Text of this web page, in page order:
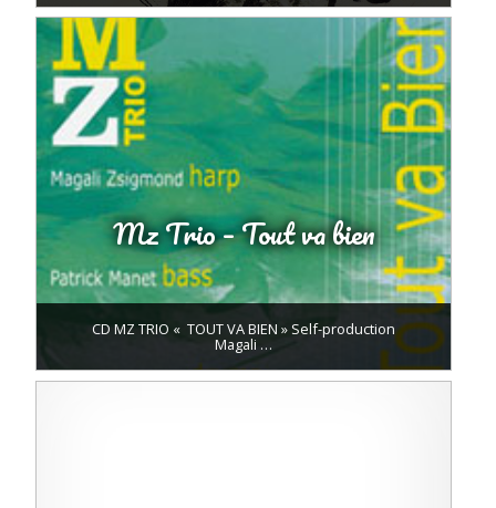
Mz Trio – Tout va bien
CD MZ TRIO « TOUT VA BIEN » Self-production
Magali …